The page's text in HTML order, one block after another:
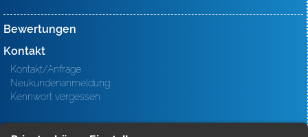
Bewertungen
Kontakt
Kontakt/Anfrage
Neukundenanmeldung
Kennwort vergessen